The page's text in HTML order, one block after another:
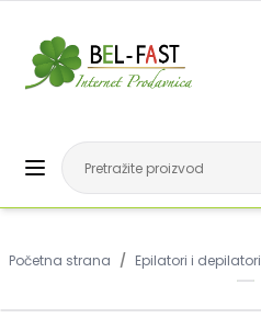
Početna strana / Epilatori i depilatori